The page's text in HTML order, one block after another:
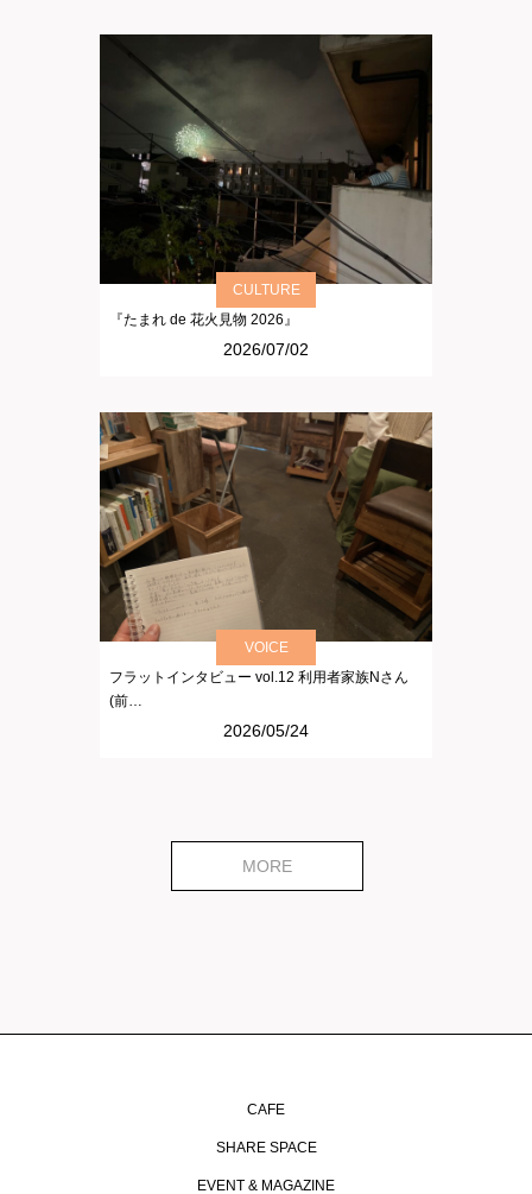
CULTURE
『たまれ de 花火見物 2026』
2026/07/02
VOICE
フラットインタビュー vol.12 利用者家族Nさん
(前…
2026/05/24
MORE
CAFE
SHARE SPACE
EVENT & MAGAZINE